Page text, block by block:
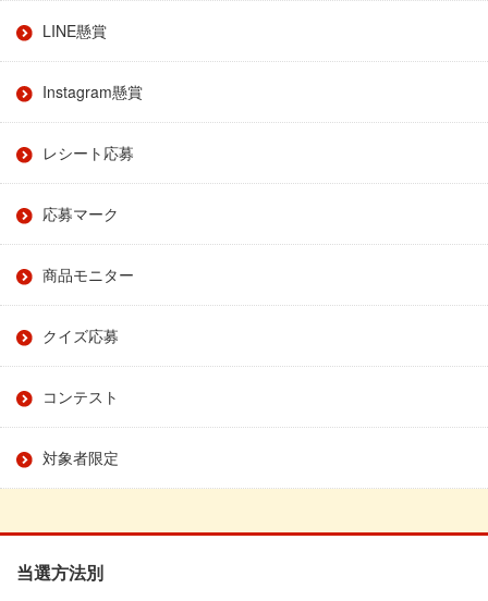
LINE懸賞
Instagram懸賞
レシート応募
応募マーク
商品モニター
クイズ応募
コンテスト
対象者限定
当選方法別